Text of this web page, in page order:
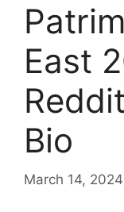
East
Bio
March 14, 2024